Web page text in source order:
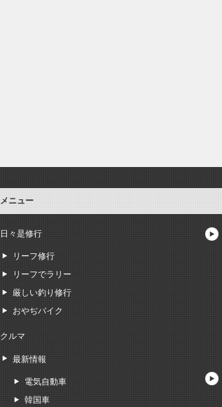
メニュー
日々是修行
リーフ修行
リーフでラリー
厳しい釣り修行
おやぢバイク
クルマ
最新情報
電気自動車
韓国車